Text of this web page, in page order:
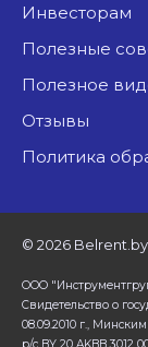
Инвесторам
Полезные
Полезное
Отзывы
Политика
© 2026
ООО
Свидетельство о
08.09.2010 г.,
р/с BY 20 AKBB 3012